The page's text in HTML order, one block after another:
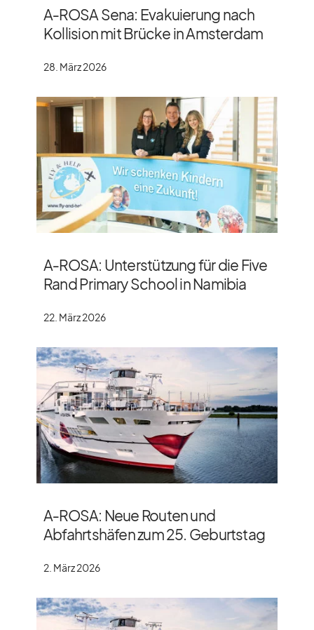
A‑ROSA Sena: Evakuierung nach
Kollision mit Brücke in Amsterdam
28. März 2026
A‑ROSA: Unterstützung für die Five
Rand Primary School in Namibia
22. März 2026
A‑ROSA: Neue Routen und
Abfahrtshäfen zum 25. Geburtstag
2. März 2026